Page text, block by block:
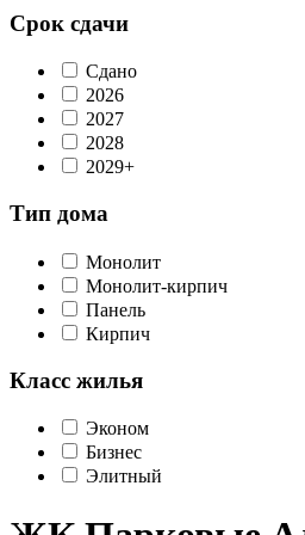
Срок сдачи
Сдано
2026
2027
2028
2029+
Тип дома
Монолит
Монолит-кирпич
Панель
Кирпич
Класс жилья
Эконом
Бизнес
Элитный